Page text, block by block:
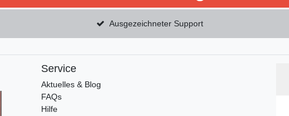
Ausgezeichneter Support
Service
Aktuelles & Blog
FAQs
Hilfe